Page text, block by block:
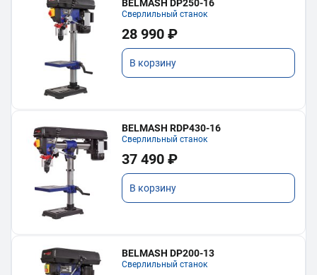
BELMASH DP250-16
Сверлильный станок
28 990 ₽
В корзину
BELMASH RDP430-16
Сверлильный станок
37 490 ₽
В корзину
BELMASH DP200-13
Сверлильный станок